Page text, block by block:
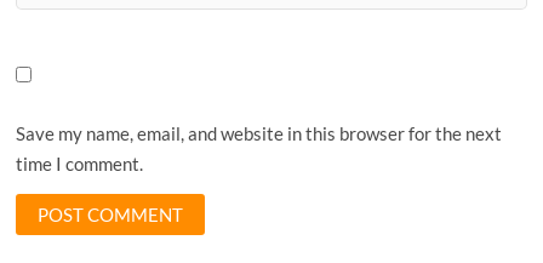
Save my name, email, and website in this browser for the next
time I comment.